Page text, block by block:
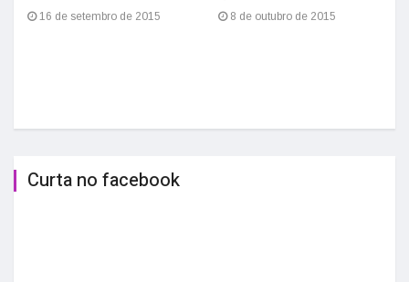
16 de setembro de 2015 8 de outubro de 2015
Curta no facebook